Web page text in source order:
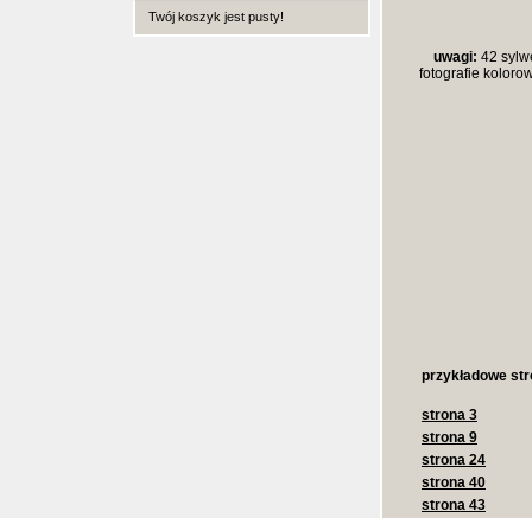
Twój koszyk jest pusty!
uwagi: 42
fotografie
przykładowe
strona 3
strona 9
strona 24
strona 40
strona 43